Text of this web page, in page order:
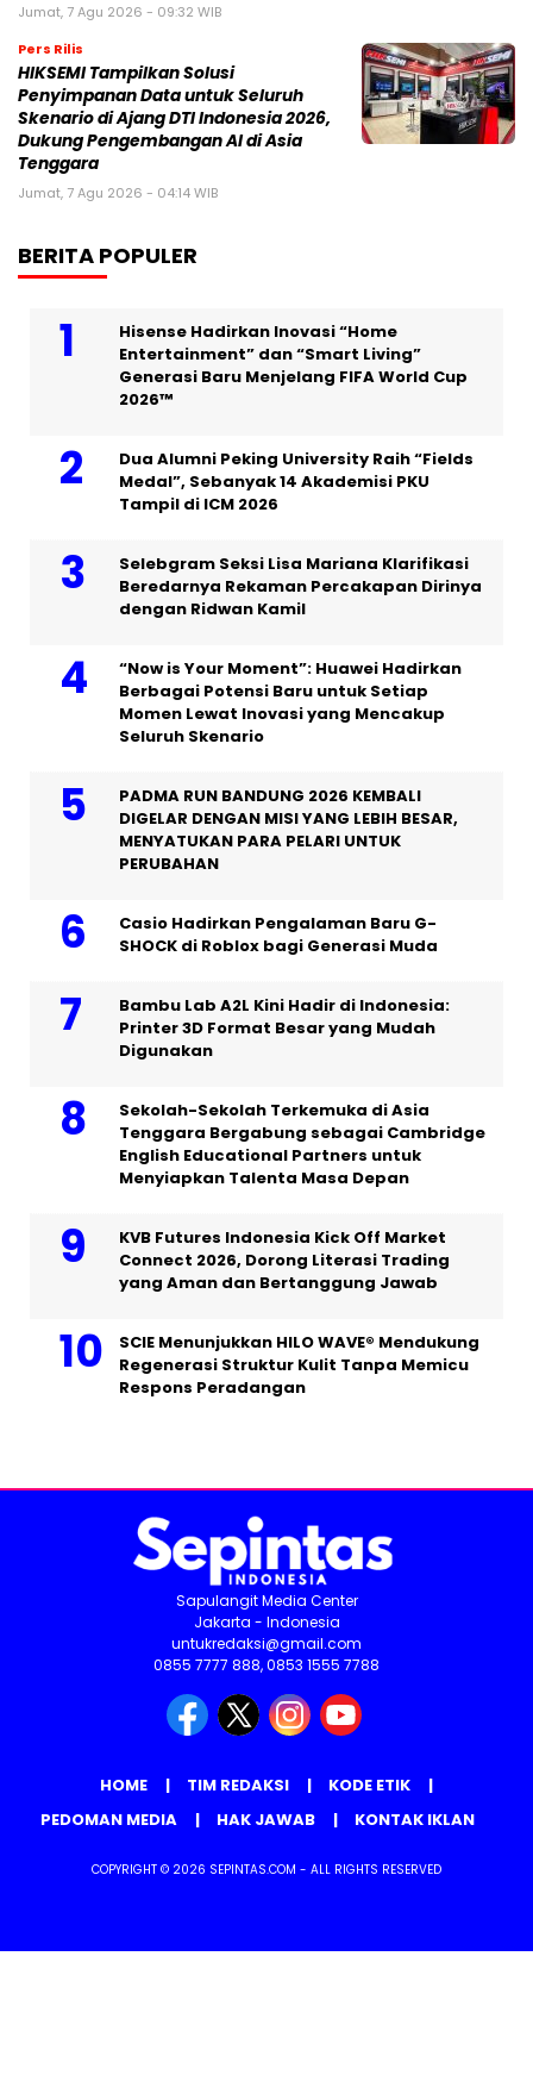
Jumat, 7 Agu 2026 - 09:32 WIB
Pers Rilis
HIKSEMI Tampilkan Solusi
Penyimpanan Data untuk Seluruh
Skenario di Ajang DTI Indonesia 2026,
Dukung Pengembangan AI di Asia
Tenggara
Jumat, 7 Agu 2026 - 04:14 WIB
BERITA POPULER
Hisense Hadirkan Inovasi “Home
Entertainment” dan “Smart Living”
Generasi Baru Menjelang FIFA World Cup
2026™
Dua Alumni Peking University Raih “Fields
Medal”, Sebanyak 14 Akademisi PKU
Tampil di ICM 2026
Selebgram Seksi Lisa Mariana Klarifikasi
Beredarnya Rekaman Percakapan Dirinya
dengan Ridwan Kamil
“Now is Your Moment”: Huawei Hadirkan
Berbagai Potensi Baru untuk Setiap
Momen Lewat Inovasi yang Mencakup
Seluruh Skenario
PADMA RUN BANDUNG 2026 KEMBALI
DIGELAR DENGAN MISI YANG LEBIH BESAR,
MENYATUKAN PARA PELARI UNTUK
PERUBAHAN
Casio Hadirkan Pengalaman Baru G-
SHOCK di Roblox bagi Generasi Muda
Bambu Lab A2L Kini Hadir di Indonesia:
Printer 3D Format Besar yang Mudah
Digunakan
Sekolah-Sekolah Terkemuka di Asia
Tenggara Bergabung sebagai Cambridge
English Educational Partners untuk
Menyiapkan Talenta Masa Depan
KVB Futures Indonesia Kick Off Market
Connect 2026, Dorong Literasi Trading
yang Aman dan Bertanggung Jawab
SCIE Menunjukkan HILO WAVE® Mendukung
Regenerasi Struktur Kulit Tanpa Memicu
Respons Peradangan
Sapulangit Media Center
Jakarta - Indonesia
untukredaksi@gmail.com
0855 7777 888, 0853 1555 7788
HOME TIM REDAKSI
KODE ETIK
PEDOMAN MEDIA
HAK JAWAB KONTAK IKLAN
COPYRIGHT © 2026 SEPINTAS.COM - ALL RIGHTS RESERVED